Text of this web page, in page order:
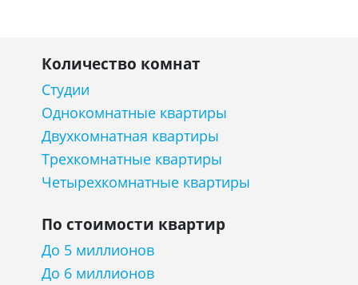
Количество комнат
Студии
Однокомнатные квартиры
Двухкомнатная квартиры
Трехкомнатные квартиры
Четырехкомнатные квартиры
По стоимости квартир
До 5 миллионов
До 6 миллионов